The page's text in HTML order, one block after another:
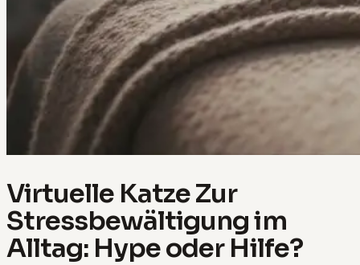
Virtuelle Katze Zur
Stressbewältigung im
Alltag: Hype oder Hilfe?